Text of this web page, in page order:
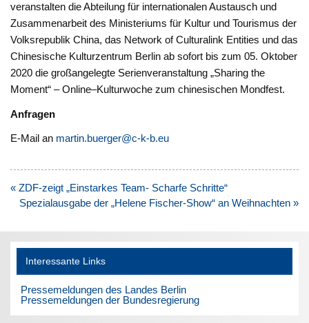
veranstalten die Abteilung für internationalen Austausch und
Zusammenarbeit des Ministeriums für Kultur und Tourismus der
Volksrepublik China, das Network of Culturalink Entities und das
Chinesische Kulturzentrum Berlin ab sofort bis zum 05. Oktober
2020 die großangelegte Serienveranstaltung „Sharing the
Moment“ – Online–Kulturwoche zum chinesischen Mondfest.
Anfragen
E-Mail an martin.buerger@c-k-b.eu
Beitragsnavigation
« ZDF-zeigt „Einstarkes Team- Scharfe Schritte“
Spezialausgabe der „Helene Fischer-Show“ an Weihnachten »
Interessante Links
Pressemeldungen des Landes Berlin
Pressemeldungen der Bundesregierung